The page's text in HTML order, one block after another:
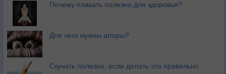
Почему плакать полезно для здоровья?
Для чего нужны шторы?
Скучать полезно, если делать это правильно